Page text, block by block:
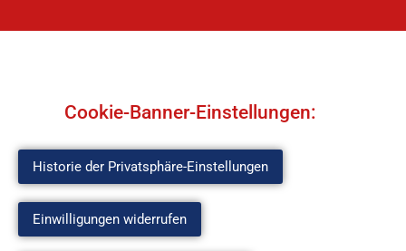
Cookie-Banner-Einstellungen:
Historie der Privatsphäre-Einstellungen
Einwilligungen widerrufen